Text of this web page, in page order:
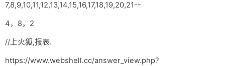
7,8,9,10,11,12,13,14,15,16,17,18,19,20,21--
4，8，2
//上火狐,报表.
https://www.webshell.cc/answer_view.php?